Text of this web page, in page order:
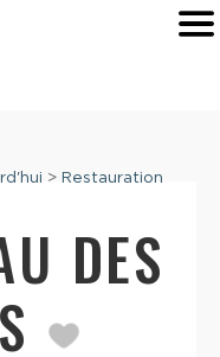
> Restauration
DES